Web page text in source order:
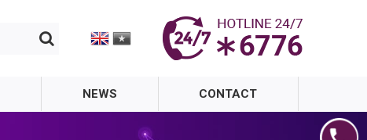
NEWS CONTACT